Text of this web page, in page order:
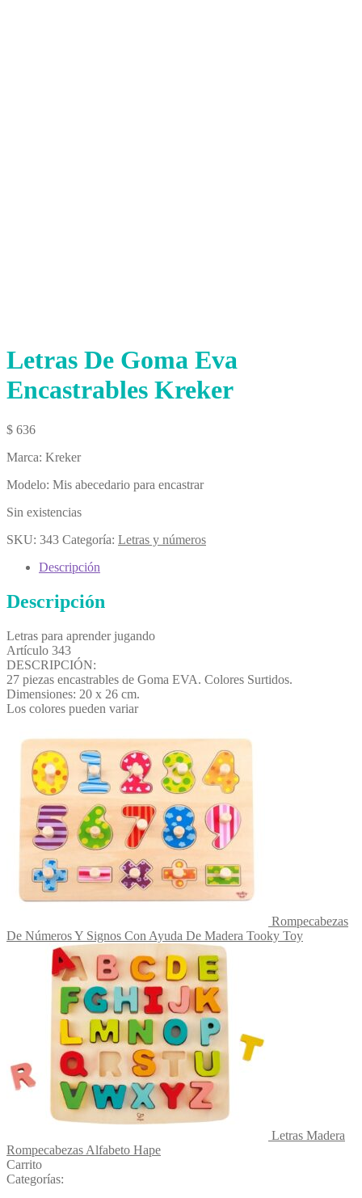
Letras De Goma Eva
Encastrables Kreker
$ 636
Marca: Kreker
Modelo: Mis abecedario para encastrar
Sin existencias
SKU: 343 Categoría: Letras y números
Descripción
Descripción
Letras para aprender jugando
Artículo 343
DESCRIPCIÓN:
27 piezas encastrables de Goma EVA. Colores Surtidos.
Dimensiones: 20 x 26 cm.
Los colores pueden variar
Rompecabezas
De Números Y Signos Con Ayuda De Madera Tooky Toy
Letras Madera
Rompecabezas Alfabeto Hape
Carrito
Categorías: